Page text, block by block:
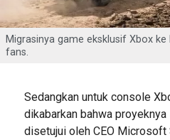
Migrasinya game eksklusif Xbox
fans.
Sedangkan untuk console
dikabarkan bahwa proyeknya
disetujui oleh CEO Microsoft